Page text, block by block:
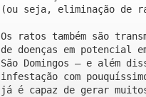
(ou seja, eliminação de
Os ratos também são
de doenças em potencial
São Domingos – e além
infestação com
já é capaz de gerar